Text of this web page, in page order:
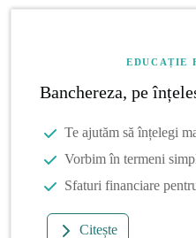
EDUCAȚIE
Banchereza, pe
Te ajutăm să înțelegi
Vorbim în termeni
Sfaturi financiare
Citește